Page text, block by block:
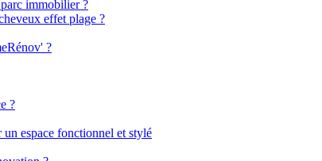
immobilier ?
effet plage ?
?
?
un espace fonctionnel et stylé